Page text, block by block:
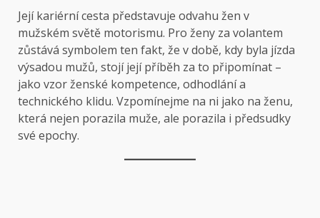
Její kariérní cesta představuje odvahu žen v
mužském světě motorismu. Pro ženy za volantem
zůstává symbolem ten fakt, že v době, kdy byla jízda
výsadou mužů, stojí její příběh za to připomínat –
jako vzor ženské kompetence, odhodlání a
technického klidu. Vzpomínejme na ni jako na ženu,
která nejen porazila muže, ale porazila i předsudky
své epochy.